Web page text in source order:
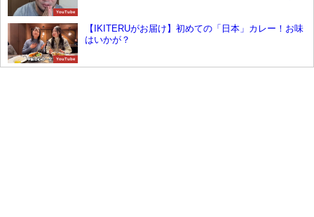
YouTube
YouTube
【IKITERUがお届け】初めての「日本」カレー！お味
はいかが？